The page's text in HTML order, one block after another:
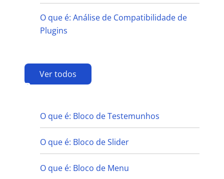
O que é: Análise de Compatibilidade de
Plugins
Ver todos
B
O que é: Bloco de Testemunhos
O que é: Bloco de Slider
O que é: Bloco de Menu